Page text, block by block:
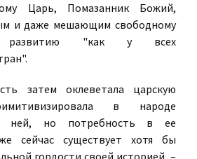
Царь, Помазанник Божий,
и даже мешающим свободному
развитию "как у всех
затем оклеветала царскую
в народе
о ней, но потребность в ее
сейчас существует хотя бы